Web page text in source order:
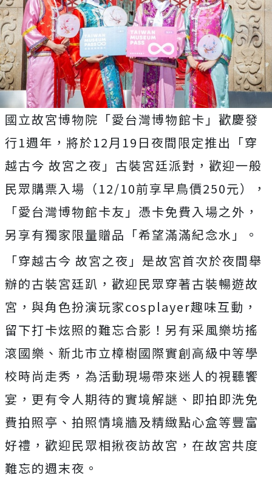
國立故宮博物院「愛台灣博物館卡」歡慶發
行1週年，將於12月19日夜間限定推出「穿
越古今 故宮之夜」古裝宮廷派對，歡迎一般
民眾購票入場（12/10前享早鳥價250元），
「愛台灣博物館卡友」憑卡免費入場之外，
另享有獨家限量贈品「希望滿滿紀念水」。
「穿越古今 故宮之夜」是故宮首次於夜間舉
辦的古裝宮廷趴，歡迎民眾穿著古裝暢遊故
宮，與角色扮演玩家cosplayer趣味互動，
留下打卡炫照的難忘合影！另有采風樂坊搖
滾國樂、新北市立樟樹國際實創高級中等學
校時尚走秀，為活動現場帶來迷人的視聽饗
宴，更有令人期待的實境解謎、即拍即洗免
費拍照亭、拍照情境牆及精緻點心盒等豐富
好禮，歡迎民眾相揪夜訪故宮，在故宮共度
難忘的週末夜。